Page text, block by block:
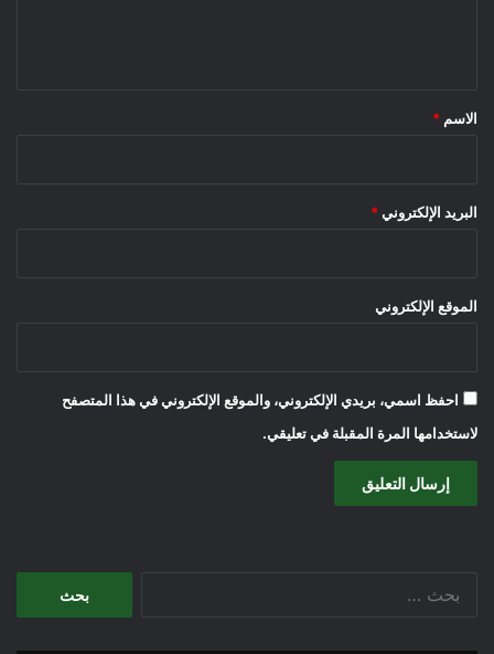
*
الاسم *
البريد الإلكتروني *
الموقع الإلكتروني
احفظ اسمي، بريدي الإلكتروني، والموقع الإلكتروني في هذا المتصفح
لاستخدامها المرة المقبلة في تعليقي.